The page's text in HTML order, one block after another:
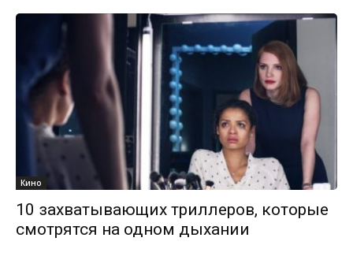
Кино
10 захватывающих триллеров, которые
смотрятся на одном дыхании